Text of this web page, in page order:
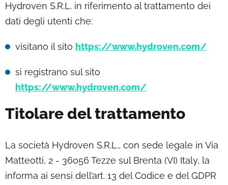
Hydroven S.R.L. in riferimento al trattamento dei
dati degli utenti che:
visitano il sito https://www.hydroven.com/
si registrano sul sito
https://www.hydroven.com/
Titolare del trattamento
La società Hydroven S.R.L., con sede legale in Via
Matteotti, 2 - 36056 Tezze sul Brenta (VI) Italy, la
informa ai sensi dell’art. 13 del Codice e del GDPR